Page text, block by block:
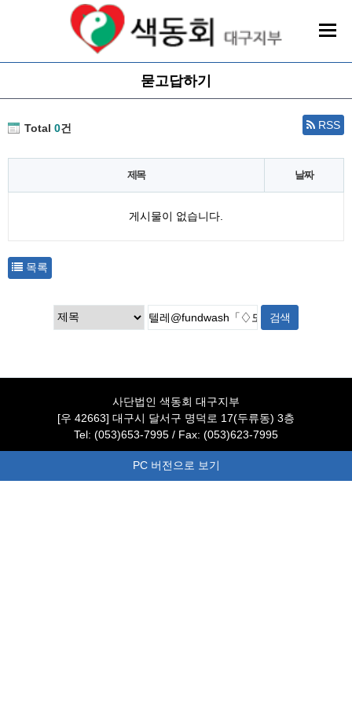
묻고답하기
Total 0건 RSS
제목 날짜
게시물이 없습니다.
목록
사단법인 색동회 대구지부
[우 42663] 대구시 달서구 명덕로 17(두류동) 3층
Tel: (053)653-7995 / Fax: (053)623-7995
PC 버전으로 보기